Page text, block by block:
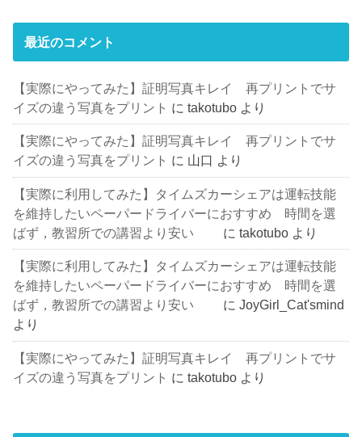
最近のコメント
【実際にやってみた】証明写真キレイ 再プリントでサ
イズの違う写真をプリント にtakotubo より
【実際にやってみた】証明写真キレイ 再プリントでサ
イズの違う写真をプリント に 山口 より
【実際に利用してみた】タイムズカーシェアは運転技能
を維持したいペーパードライバーにおすすめ 時間を選
ばず，教習所での講習より安い
にtakotubo より
【実際に利用してみた】タイムズカーシェアは運転技能
を維持したいペーパードライバーにおすすめ 時間を選
ばず，教習所での講習より安い
にJoyGirl_Cat'smind
より
【実際にやってみた】証明写真キレイ 再プリントでサ
イズの違う写真をプリント にtakotubo より